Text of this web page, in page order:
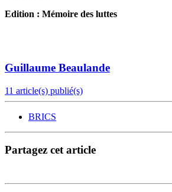
Edition : Mémoire des luttes
Guillaume Beaulande
11 article(s) publié(s)
BRICS
Partagez cet article